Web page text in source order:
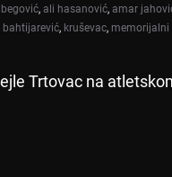
, ali hasanović, amar
bahtijarević, kruševac,
Trtovac na